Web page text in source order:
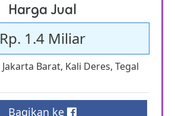
Harga Jual
Rp. 1.4 Miliar
Jakarta Barat, Kali Deres, Tegal
Bagikan ke